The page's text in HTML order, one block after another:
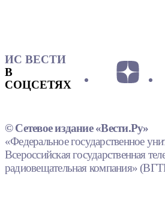
ИС ВЕСТИ
В
СОЦСЕТЯХ
© Сетевое издание «Вести.Ру»
«Федеральное государственное
Всероссийская государственная
радиовещательная компания»